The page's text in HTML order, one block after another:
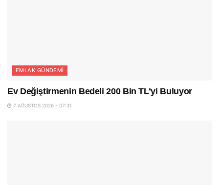
EMLAK GÜNDEMI
Ev Değiştirmenin Bedeli 200 Bin TL’yi Buluyor
7 AĞUSTOS 2026 - 07:31